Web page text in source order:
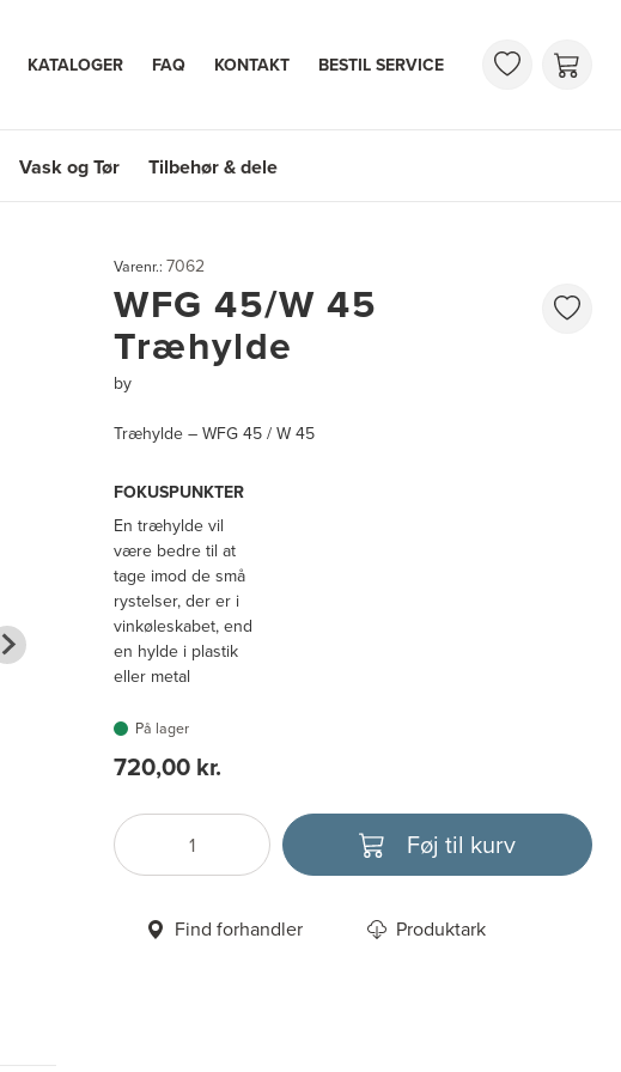
KATALOGER FAQ KONTAKT BESTIL SERVICE
Vask og Tør Tilbehør & dele
Varenr.: 7062
WFG 45/W 45
Træhylde
by
Træhylde – WFG 45 / W 45
FOKUSPUNKTER
En træhylde vil
være bedre til at
tage imod de små
rystelser, der er i
vinkøleskabet, end
en hylde i plastik
eller metal
På lager
720,00 kr.
Antal
Vælg enhed Føj til kurv
Find forhandler Produktark